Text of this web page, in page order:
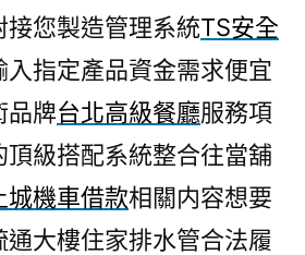
您製造管理系統TS安全
入指定產品資金需求便宜
品牌台北高級餐廳服務項
頂級搭配系統整合往當舖
城機車借款相關内容想要
大樓住家排水管合法履